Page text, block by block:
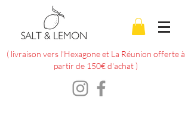
( livraison vers l'Hexagone et La Réunion offerte à
partir de 150€ d'achat )